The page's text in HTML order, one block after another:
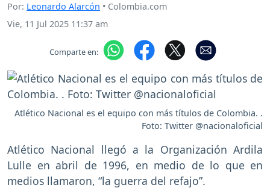
Por: Leonardo Alarcón • Colombia.com
Vie, 11 Jul 2025 11:37 am
Comparte en:
Atlético Nacional es el equipo con más títulos de Colombia. .
Foto: Twitter @nacionaloficial
Atlético Nacional llegó a la Organización Ardila
Lulle en abril de 1996, en medio de lo que en
medios llamaron, “la guerra del refajo”.